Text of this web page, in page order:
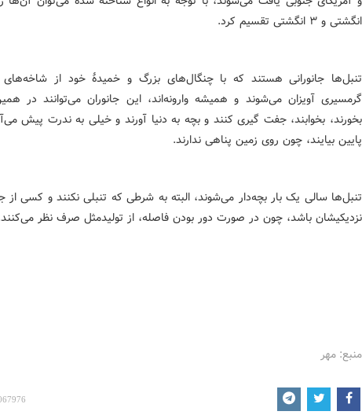
انگشتی و ۳ انگشتی تقسیم کرد.
تنبل‌ها جانورانی هستند که با چنگال‌های بزرگ و خمیدهٔ خود از شاخه‌های
گرمسیری آویزان می‌شوند و همیشه وارونه‌اند، این جانوران می‌توانند در
بخورند، بخوابند، جفت گیری کنند و بچه به دنیا آورند و خیلی به ندرت پیش
پایین بیایند، چون روی زمین پناهی ندارند.
تنبل‌ها سالی یک بار بچه‌دار می‌شوند، البته به شرطی که تنبلی نکنند و کسی
نزدیکیشان باشد، چون در صورت دور بودن فاصله، از تولیدمثل صرف نظر
منبع: مهر